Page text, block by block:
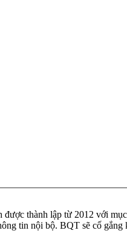
thành lập từ 2012 với
tin nội bộ. BQT sẽ cố